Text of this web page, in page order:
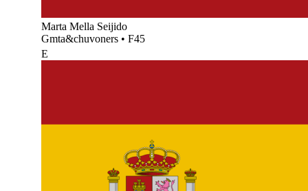
Marta Mella Seijido
Gmta&chuvoners • F45
E